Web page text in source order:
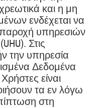
και η μη
ενδέχεται να
παροχή υπηρεσιών
Στις
την υπηρεσία
Δεδομένα
είναι
τα εν λόγω
στη